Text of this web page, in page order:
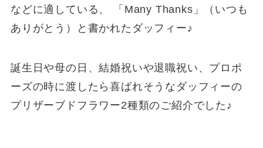
などに適している、 「Many Thanks」（いつも
ありがとう）と書かれたダッフィー♪
誕生日や母の日、結婚祝いや退職祝い、プロポ
ーズの時に渡したら喜ばれそうなダッフィーの
プリザーブドフラワー2種類のご紹介でした♪